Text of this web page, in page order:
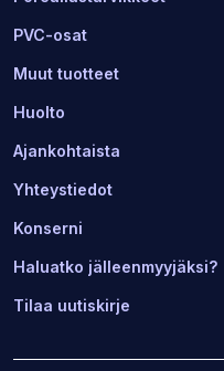
PVC-osat
Muut tuotteet
Huolto
Ajankohtaista
Yhteystiedot
Konserni
Haluatko jälleenmyyjäksi?
Tilaa uutiskirje